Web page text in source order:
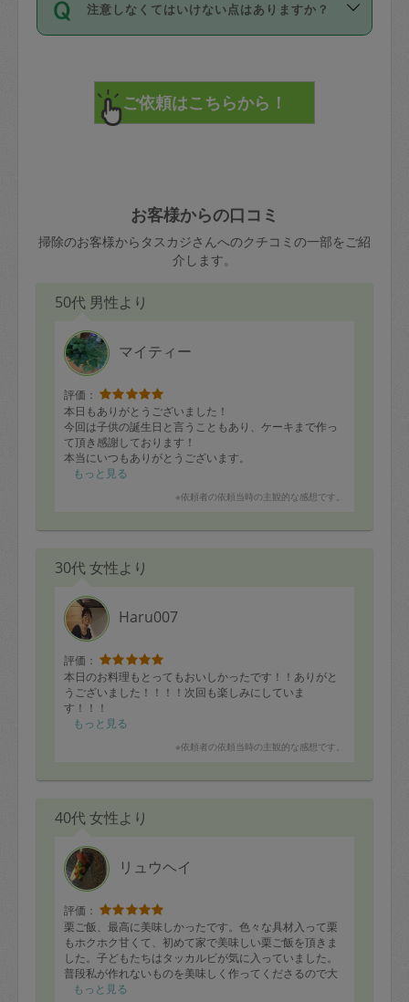
詳細FAQ：
損害賠償保険について教えて
72時間を超える※と、以下のキャンセル
料が発生します。
直前キャンセル料：
72時間前〜24時間前＝依頼料金の50%
依頼者不在による当日キャンセル＝依頼
金額の100%＋交通費全額
合、水曜日午前9時以降はキャンセル料が
発生
水曜日9時〜金曜日9時まで＝依頼料金の
50%
金曜日9時～土曜日8時まで＝依頼金額の
100%
土曜日8時〜実施時間＝依頼金額の100%
＋交通費全額
依頼者不在による当日キャンセル＝依頼
定期契約をキャンセルする場合、毎週定
期は月2回まで隔週定期は月1回までキャ
ンセル料は発生しません。それ以上はキ
ャンセル料が発生します。
定期契約キャンセル料：
・1回につき1,200円※
・詳細ルールは、こちらを参照くださ
※キャンセル料金の設定について：
定期依頼1回（3時間）の金額とスポット
1回（3時間）依頼した場合の金額の差額
相当で料金設定されています。
まず、条件の合う気になるタスカジさ
みてください。
その後、一番気に入ったタスカジさんに
が必要です。数回の依頼ののち、タスカ
ジさんと依頼者の間で十分な信頼関係が
てください。
不在時に部屋に入るためにタスカジさん
きた場合は損害保険の対象外となるので
ご注意ください。
注意しなくてはいけない点はありますか？
で、必ず鍵のかかるロッカーや金庫に入
れて依頼者の責任の元管理するよう心掛
けてください。
あわせてこちらも参照ください ： 初めて
利用します。注意しなくてはいけない点
はありますか？
お客様からの口コミ
掃除のお客様からタスカジさんへのクチコミの一部をご紹
介します。
50代 男性より
マイティー
評価：
本日もありがとうございました！
今回は子供の誕生日と言うこともあり、ケーキまで作っ
て頂き感謝しております！
本当にいつもありがとうございます。
もっと見る
※依頼者の依頼当時の主観的な感想です。
30代 女性より
Haru007
評価：
本日のお料理もとってもおいしかったです！！ありがと
うございました！！！！次回も楽しみにしていま
す！！！
もっと見る
※依頼者の依頼当時の主観的な感想です。
40代 女性より
リュウヘイ
評価：
栗ご飯、最高に美味しかったです。色々な具材入って栗
もホクホク甘くて、初めて家で美味しい栗ご飯を頂きま
した。子どもたちはタッカルビが気に入っていました。
普段私が作れないものを美味しく作ってくださるので大
変有難いです。品数も多く、色々な野菜、根菜の料理で
もっと見る